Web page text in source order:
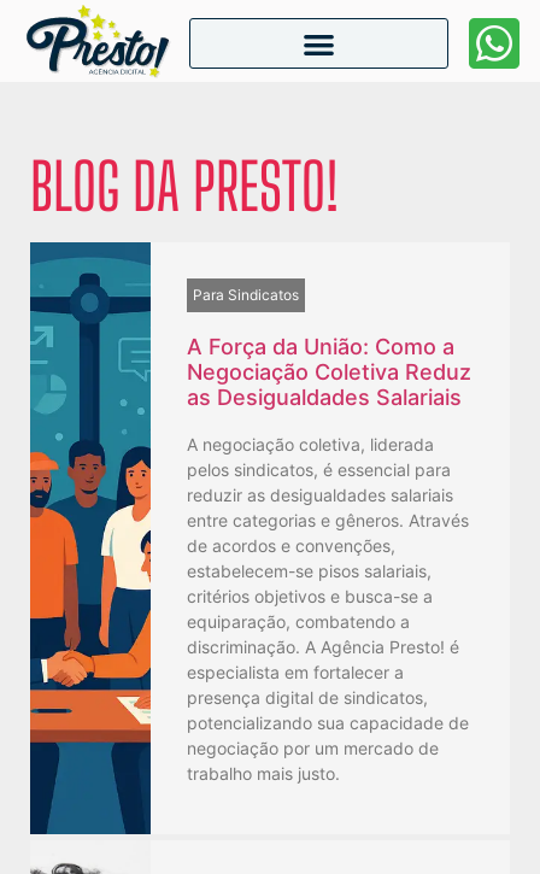
BLOG DA PRESTO!
Para Sindicatos
A Força da União: Como a
Negociação Coletiva Reduz
as Desigualdades Salariais
A negociação coletiva, liderada
pelos sindicatos, é essencial para
reduzir as desigualdades salariais
entre categorias e gêneros. Através
de acordos e convenções,
estabelecem-se pisos salariais,
critérios objetivos e busca-se a
equiparação, combatendo a
discriminação. A Agência Presto! é
especialista em fortalecer a
presença digital de sindicatos,
potencializando sua capacidade de
negociação por um mercado de
trabalho mais justo.